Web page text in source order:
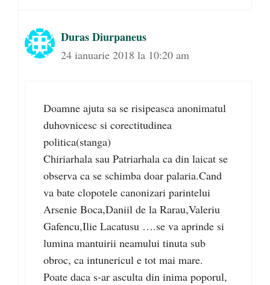
Duras Diurpaneus
24 ianuarie 2018 la 10:20 am
Doamne ajuta sa se risipeasca anonimatul
duhovnicesc si corectitudinea
politica(stanga)
Chiriarhala sau Patriarhala ca din laicat se
observa ca se schimba doar palaria.Cand
va bate clopotele canonizari parintelui
Arsenie Boca,Daniil de la Rarau,Valeriu
Gafencu,Ilie Lacatusu ….se va aprinde si
lumina mantuirii neamului tinuta sub
obroc, ca intunericul e tot mai mare.
Poate daca s-ar asculta din inima poporul,